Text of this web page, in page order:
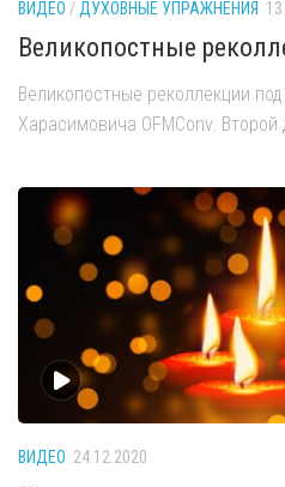
ВИДЕО /ДУХОВНЫЕ УПРАЖНЕНИЯ
Великопостные
Великопостные реколлекции
Харасимовича OFMConv. Второй
ВИДЕО 24.12.2020